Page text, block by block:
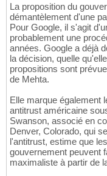
La proposition du
démantèlement d'une
Pour Google, il s'agit
probablement une
années. Google a déjà
la décision, quelle
propositions sont
de Mehta.
Elle marque également
antitrust américaine
Swanson, associé en
Denver, Colorado, qui
l'antitrust, estime que
gouvernement peuvent
maximaliste à partir de